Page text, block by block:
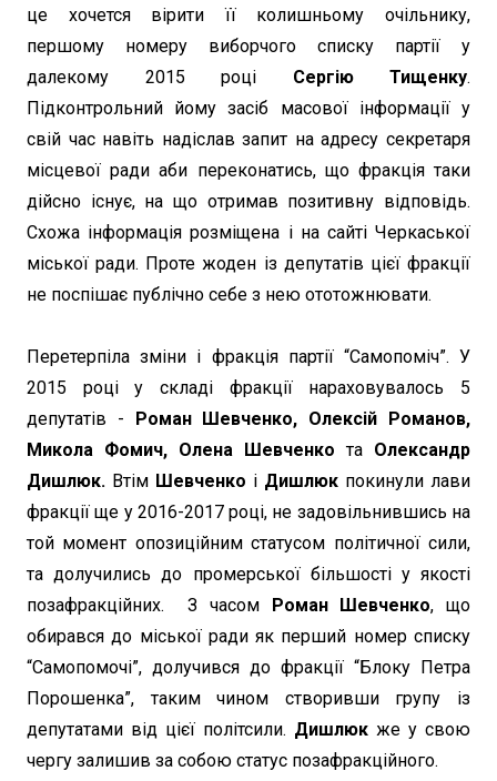
це хочется вірити її колишньому очільнику,
першому номеру виборчого списку партії у
далекому 2015 році Сергію Тищенку.
Підконтрольний йому засіб масової інформації у
свій час навіть надіслав запит на адресу секретаря
місцевої ради аби переконатись, що фракція таки
дійсно існує, на що отримав позитивну відповідь.
Схожа інформація розміщена і на сайті Черкаської
міської ради. Проте жоден із депутатів цієї фракції
не поспішає публічно себе з нею ототожнювати.
Перетерпіла зміни і фракція партії “Самопоміч”. У
2015 році у складі фракції нараховувалось 5
депутатів -
Роман Шевченко, Олексій Романов,
Микола Фомич, Олена Шевченкота Олександр
Дишлюк. Втім Шевченко і Дишлюк покинули лави
фракції ще у 2016-2017 році, не задовільнившись на
той момент опозиційним статусом політичної сили,
та долучились до промерської більшості у якості
позафракційних. З часом Роман Шевченко, що
обирався до міської ради як перший номер списку
“Самопомочі”, долучився до фракції “Блоку Петра
Порошенка”, таким чином створивши групу із
депутатами від цієї політсили. Дишлюк же у свою
чергу залишив за собою статус позафракційного.